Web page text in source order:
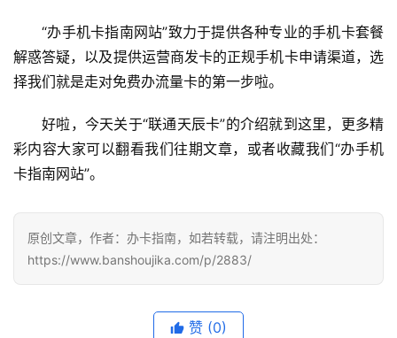
“办手机卡指南网站”致力于提供各种专业的手机卡套餐
解惑答疑，以及提供运营商发卡的正规手机卡申请渠道，选
择我们就是走对免费办流量卡的第一步啦。
好啦，今天关于“联通天辰卡”的介绍就到这里，更多精
彩内容大家可以翻看我们往期文章，或者收藏我们“办手机
卡指南网站”。
原创文章，作者：办卡指南，如若转载，请注明出处：
https://www.banshoujika.com/p/2883/
赞 (0)